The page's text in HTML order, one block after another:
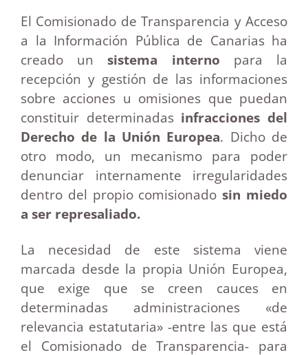
El Comisionado de Transparencia y Acceso
a la Información Pública de Canarias ha
creado un sistema interno para la
recepción y gestión de las informaciones
sobre acciones u omisiones que puedan
constituir determinadas infracciones del
Derecho de la Unión Europea. Dicho de
otro modo, un mecanismo para poder
denunciar internamente irregularidades
dentro del propio comisionado sin miedo
a ser represaliado.
La necesidad de este sistema viene
marcada desde la propia Unión Europea,
que exige que se creen cauces en
determinadas administraciones «de
relevancia estatutaria» -entre las que está
el Comisionado de Transparencia- para